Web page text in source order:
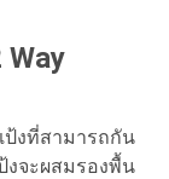
งที่สามารถกัน
งจะผสมรองพื้น